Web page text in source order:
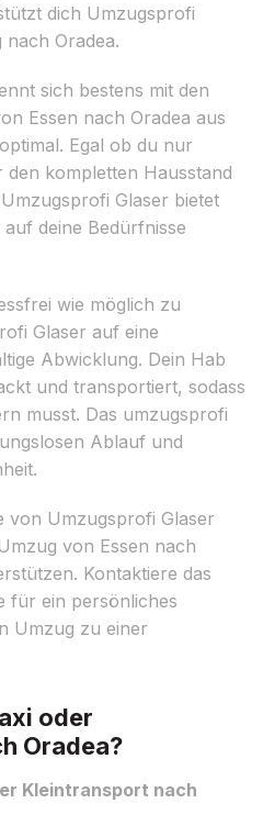
dich Umzugsprofi
nach Oradea.
sich bestens mit den
Essen nach Oradea aus
Egal ob du nur
kompletten Hausstand
Glaser bietet
deine Bedürfnisse
wie möglich zu
Glaser auf eine
Abwicklung. Dein Hab
und transportiert, sodass
musst. Das umzugsprofi
Ablauf und
von Umzugsprofi Glaser
von Essen nach
Kontaktiere das
für ein persönliches
Umzug zu einer
oder
Oradea?
Kleintransport nach